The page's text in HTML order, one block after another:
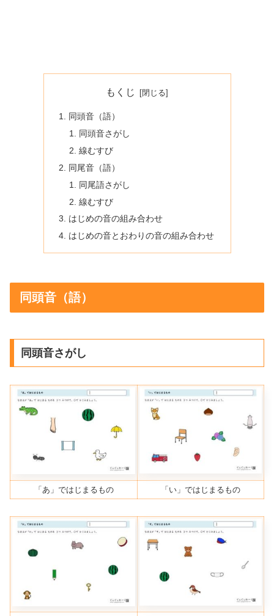
もくじ
同頭音（語）
同頭音さがし
線むすび
同尾音（語）
同尾語さがし
線むすび
はじめの音の組み合わせ
はじめの音とおわりの音の組み合わせ
同頭音（語）
同頭音さがし
「あ」ではじまるもの 「い」ではじまるもの